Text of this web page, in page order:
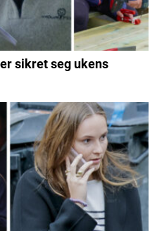
sikret seg ukens